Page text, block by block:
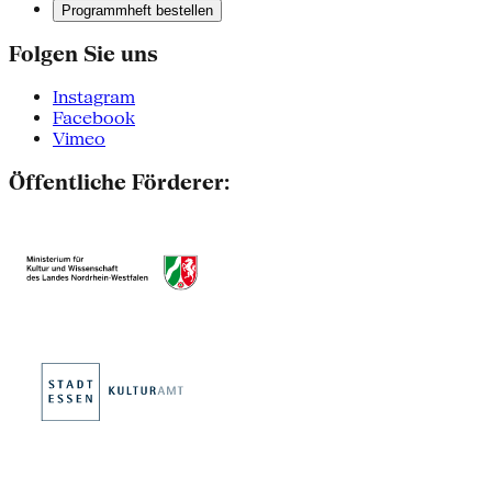
Programmheft bestellen
Folgen Sie uns
Instagram
Facebook
Vimeo
Öffentliche Förderer: